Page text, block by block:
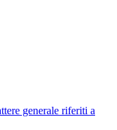
generale riferiti a